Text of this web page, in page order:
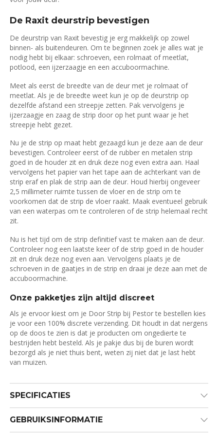
De Raxit deurstrip bevestigen
De deurstrip van Raxit bevestig je erg makkelijk op zowel
binnen- als buitendeuren. Om te beginnen zoek je alles wat je
nodig hebt bij elkaar: schroeven, een rolmaat of meetlat,
potlood, een ijzerzaagje en een accuboormachine.
Meet als eerst de breedte van de deur met je rolmaat of
meetlat. Als je de breedte weet kun je op de deurstrip op
dezelfde afstand een streepje zetten. Pak vervolgens je
ijzerzaagje en zaag de strip door op het punt waar je het
streepje hebt gezet.
Nu je de strip op maat hebt gezaagd kun je deze aan de deur
bevestigen. Controleer eerst of de rubber en metalen strip
goed in de houder zit en druk deze nog even extra aan. Haal
vervolgens het papier van het tape aan de achterkant van de
strip eraf en plak de strip aan de deur. Houd hierbij ongeveer
2,5 millimeter ruimte tussen de vloer en de strip om te
voorkomen dat de strip de vloer raakt. Maak eventueel gebruik
van een waterpas om te controleren of de strip helemaal recht
zit.
Nu is het tijd om de strip definitief vast te maken aan de deur.
Controleer nog een laatste keer of de strip goed in de houder
zit en druk deze nog even aan. Vervolgens plaats je de
schroeven in de gaatjes in de strip en draai je deze aan met de
accuboormachine.
Onze pakketjes zijn altijd discreet
Als je ervoor kiest om je Door Strip bij Pestor te bestellen kies
je voor een 100% discrete verzending. Dit houdt in dat nergens
op de doos te zien is dat je producten om ongedierte te
bestrijden hebt besteld. Als je pakje dus bij de buren wordt
bezorgd als je niet thuis bent, weten zij niet dat je last hebt
van muizen.
SPECIFICATIES
GEBRUIKSINFORMATIE